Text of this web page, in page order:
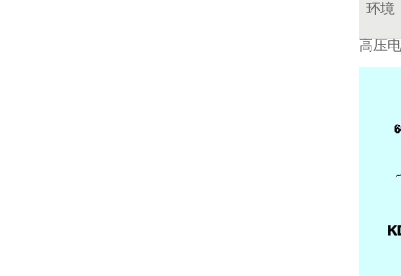
环境
高压